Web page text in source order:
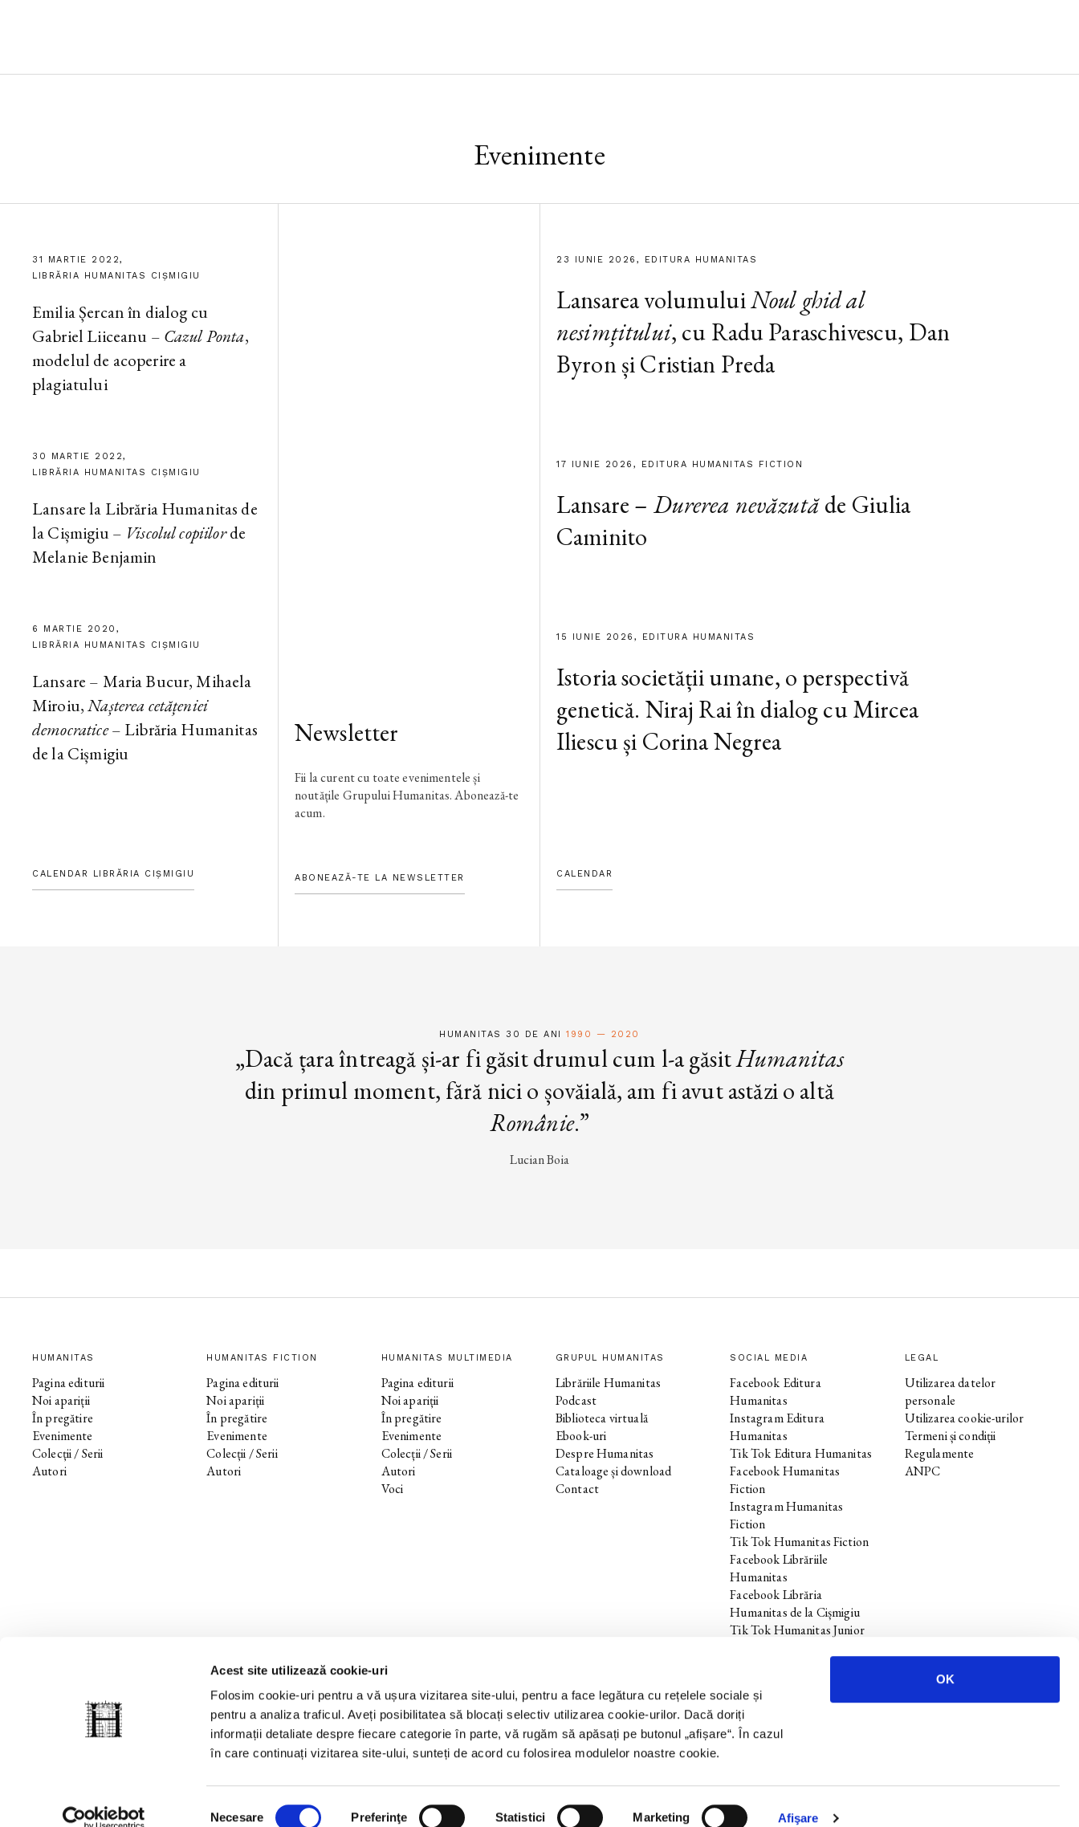
Acest site utilizează cookie-uri
Folosim cookie-uri pentru a vă ușura vizitarea site-ului, pentru a face legătura cu rețelele sociale și
pentru a analiza traficul. Aveți posibilitatea să blocați selectiv utilizarea cookie-urilor. Dacă doriți
informații detaliate despre fiecare categorie în parte, vă rugăm să apăsați pe butonul „afișare“. În cazul
în care continuați vizitarea site-ului, sunteți de acord cu folosirea modulelor noastre cookie.
Necesare Preferinţe Statistici Marketing Afişare
OK
Evenimente
23 IUNIE 2026, EDITURA HUMANITAS
Lansarea volumuluiNoul ghid al
nesimțitului, cu Radu Paraschivescu, Dan
Byron și Cristian Preda
17 IUNIE 2026, EDITURA HUMANITAS FICTION
Lansare – Durerea nevăzutăde Giulia
Caminito
15 IUNIE 2026, EDITURA HUMANITAS
Istoria societății umane, o perspectivă
genetică. Niraj Rai în dialog cu Mircea
Iliescu și Corina Negrea
CALENDAR
31 MARTIE 2022,
LIBRĂRIA HUMANITAS CIȘMIGIU
Emilia Șercan în dialog cu
Gabriel Liiceanu – Cazul Ponta,
modelul de acoperire a
plagiatului
30 MARTIE 2022,
LIBRĂRIA HUMANITAS CIȘMIGIU
Lansare la Librăria Humanitas de
la Cișmigiu – Viscolul copiilorde
Melanie Benjamin
6 MARTIE 2020,
LIBRĂRIA HUMANITAS CIȘMIGIU
Lansare – Maria Bucur, Mihaela
Miroiu,Nașterea cetățeniei
democratice– Librăria Humanitas
de la Cișmigiu
CALENDAR LIBRĂRIA CIȘMIGIU
Newsletter
Fii la curent cu toate evenimentele și
noutățile Grupului Humanitas. Abonează-te
acum.
ABONEAZĂ-TE LA NEWSLETTER
HUMANITAS 30 DE ANI1990 — 2020
„Dacă țara întreagă și-ar fi găsit drumul cum l-a găsitHumanitas
din primul moment, fără nici o șovăială, am fi avut astăzi o altă
Românie.”
Lucian Boia
HUMANITAS
Pagina editurii
Noi apariții
În pregătire
Evenimente
Colecții / Serii
Autori
HUMANITAS FICTION
Pagina editurii
Noi apariții
În pregătire
Evenimente
Colecții / Serii
Autori
HUMANITAS MULTIMEDIA
Pagina editurii
Noi apariții
În pregătire
Evenimente
Colecții / Serii
Autori
Voci
GRUPUL HUMANITAS
Librăriile Humanitas
Podcast
Biblioteca virtuală
Ebook-uri
Despre Humanitas
Cataloage și download
Contact
SOCIAL MEDIA
Facebook Editura
Humanitas
Instagram Editura
Humanitas
Tik Tok Editura Humanitas
Facebook Humanitas
Fiction
Instagram Humanitas
Fiction
Tik Tok Humanitas Fiction
Facebook Librăriile
Humanitas
Facebook Librăria
Humanitas de la Cișmigiu
Tik Tok Humanitas Junior
LEGAL
Utilizarea datelor
personale
Utilizarea cookie-urilor
Termeni și condiții
Regulamente
ANPC